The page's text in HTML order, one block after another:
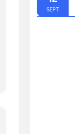
SEPT.